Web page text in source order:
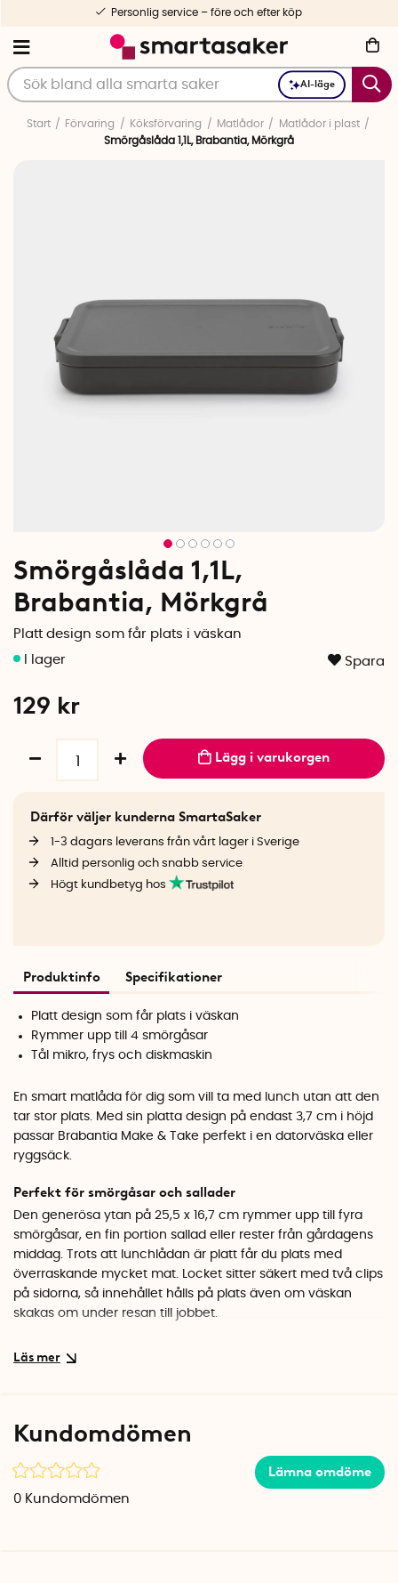
AI-läge
Personlig service – före och efter köp
Start Förvaring Köksförvaring Matlådor
Matlådor i plast
Smörgåslåda 1,1L, Brabantia, Mörkgrå
Smörgåslåda 1,1L,
Brabantia, Mörkgrå
Platt design som får plats i väskan
Spara
129 kr
Lägg i varukorgen
Därför väljer kunderna SmartaSaker
1-3 dagars leverans från vårt lager i Sverige
Alltid personlig och snabb service
Högt kundbetyg hos
Produktinfo Specifikationer
Platt design som får plats i väskan
Rymmer upp till 4 smörgåsar
Tål mikro, frys och diskmaskin
En smart matlåda för dig som vill ta med lunch utan att den
tar stor plats. Med sin platta design på endast 3,7 cm i höjd
passar Brabantia Make & Take perfekt i en datorväska eller
ryggsäck.
Perfekt för smörgåsar och sallader
Den generösa ytan på 25,5 x 16,7 cm rymmer upp till fyra
smörgåsar, en fin portion sallad eller rester från gårdagens
middag. Trots att lunchlådan är platt får du plats med
överraskande mycket mat. Locket sitter säkert med två clips
på sidorna, så innehållet hålls på plats även om väskan
skakas om under resan till jobbet.
Smidig att använda och rengöra
och frysa in. Efter användning är det bara att ställa in den i
kontoret och smälter in i de flesta köksmiljöer.
Specifikationer
Kundomdömen
Lämna omdöme
0 Kundomdömen